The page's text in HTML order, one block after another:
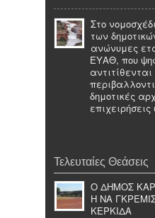
Στο
των
ανώνυμες
ΕΥΑΘ, που
δημοτικές
επιχειρήσεις
Τελευταίες Θεάσεις
Ο ΔΗΜΟΣ
Η ΝΑ
ΚΕΡΚΙΔΑ